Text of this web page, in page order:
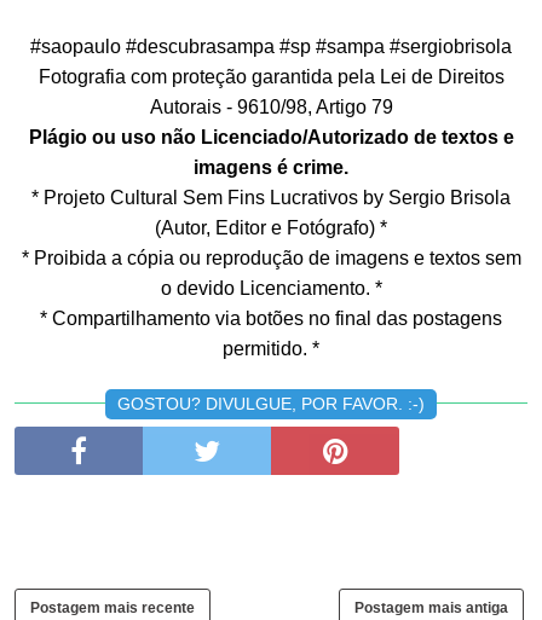
#saopaulo #descubrasampa #sp #sampa #sergiobrisola
Fotografia com proteção garantida pela Lei de Direitos
Autorais - 9610/98, Artigo 79
Plágio ou uso não Licenciado/Autorizado de textos e
imagens é crime.
* Projeto Cultural Sem Fins Lucrativos by Sergio Brisola
(Autor, Editor e Fotógrafo) *
* Proibida a cópia ou reprodução de imagens e textos sem
o devido Licenciamento. *
* Compartilhamento via botões no final das postagens
permitido. *
GOSTOU? DIVULGUE, POR FAVOR. :-)
Postagem mais recente Postagem mais antiga